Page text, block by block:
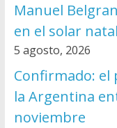
Manuel
en el solar natal
5 agosto, 2026
Confirmado: el
la Argentina
noviembre